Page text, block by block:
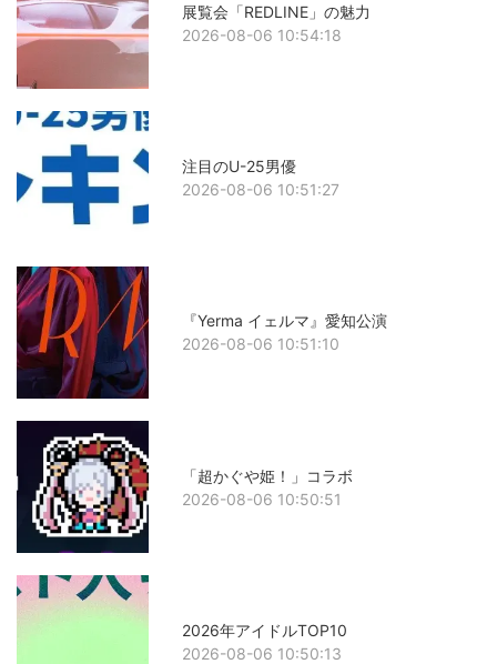
展覧会「REDLINE」の魅力
2026-08-06 10:54:18
注目のU-25男優
2026-08-06 10:51:27
『Yerma イェルマ』愛知公演
2026-08-06 10:51:10
「超かぐや姫！」コラボ
2026-08-06 10:50:51
2026年アイドルTOP10
2026-08-06 10:50:13